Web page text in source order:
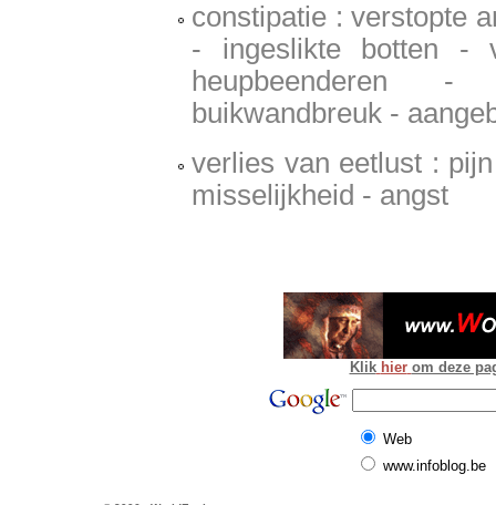
constipatie : verstopte
- ingeslikte botten -
heupbeenderen
buikwandbreuk -
verlies van eetlust :
misselijkheid - angst
Klik hier om deze
Web
www.infoblog.be